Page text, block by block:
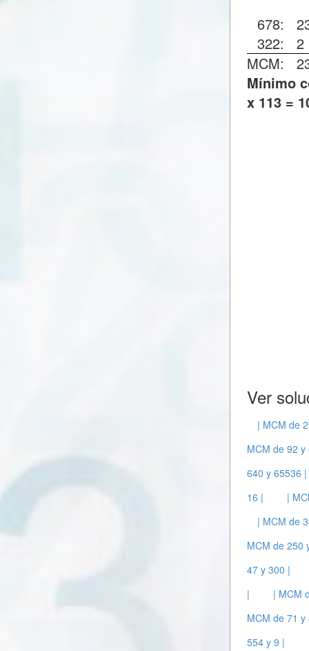
678:2
322:2
MCM:2
Mínimo
x 113 =
Ver
| MCM de
MCM de 92 y
640 y 65536 |
16 |
|
| MCM de
MCM de 250
47 y 300 |
|
| MCM
MCM de 71 y
554 y 9 |